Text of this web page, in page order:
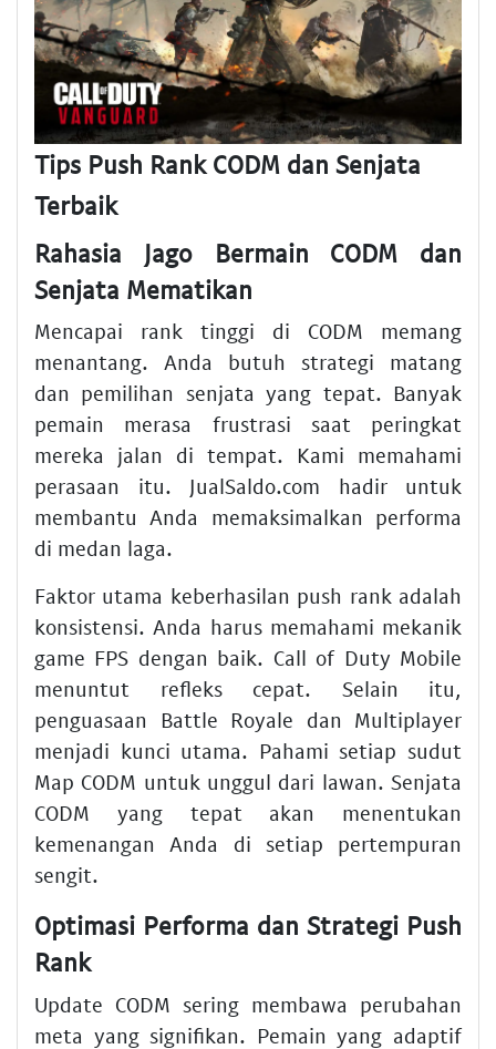
Tips Push Rank CODM dan Senjata
Terbaik
Rahasia Jago Bermain CODM dan
Senjata Mematikan
Mencapai rank tinggi di CODM memang
menantang. Anda butuh strategi matang
dan pemilihan senjata yang tepat. Banyak
pemain merasa frustrasi saat peringkat
mereka jalan di tempat. Kami memahami
perasaan itu. JualSaldo.com hadir untuk
membantu Anda memaksimalkan performa
di medan laga.
Faktor utama keberhasilan push rank adalah
konsistensi. Anda harus memahami mekanik
game FPS dengan baik. Call of Duty Mobile
menuntut refleks cepat. Selain itu,
penguasaan Battle Royale dan Multiplayer
menjadi kunci utama. Pahami setiap sudut
Map CODM untuk unggul dari lawan. Senjata
CODM yang tepat akan menentukan
kemenangan Anda di setiap pertempuran
sengit.
Optimasi Performa dan Strategi Push
Rank
Update CODM sering membawa perubahan
meta yang signifikan. Pemain yang adaptif